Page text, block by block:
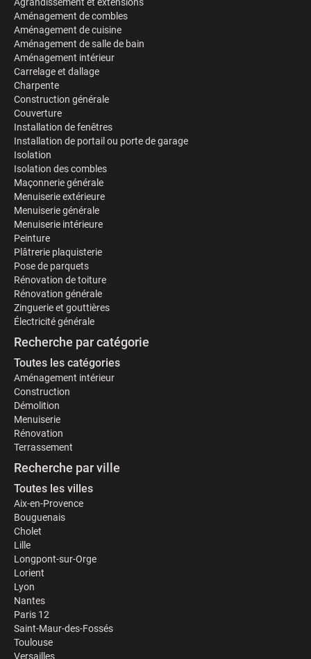
Aménagement de combles
Aménagement de cuisine
Aménagement de salle de bain
Aménagement intérieur
Carrelage et dallage
Charpente
Construction générale
Couverture
Installation de fenêtres
Installation de portail ou porte de garage
Isolation
Isolation des combles
Maçonnerie générale
Menuiserie extérieure
Menuiserie générale
Menuiserie intérieure
Peinture
Plâtrerie plaquisterie
Pose de parquets
Rénovation de toiture
Rénovation générale
Zinguerie et gouttières
Électricité générale
Recherche par catégorie
Toutes les catégories
Aménagement intérieur
Construction
Démolition
Menuiserie
Rénovation
Terrassement
Recherche par ville
Toutes les villes
Aix-en-Provence
Bouguenais
Cholet
Lille
Longpont-sur-Orge
Lorient
Lyon
Nantes
Paris 12
Saint-Maur-des-Fossés
Toulouse
Versailles